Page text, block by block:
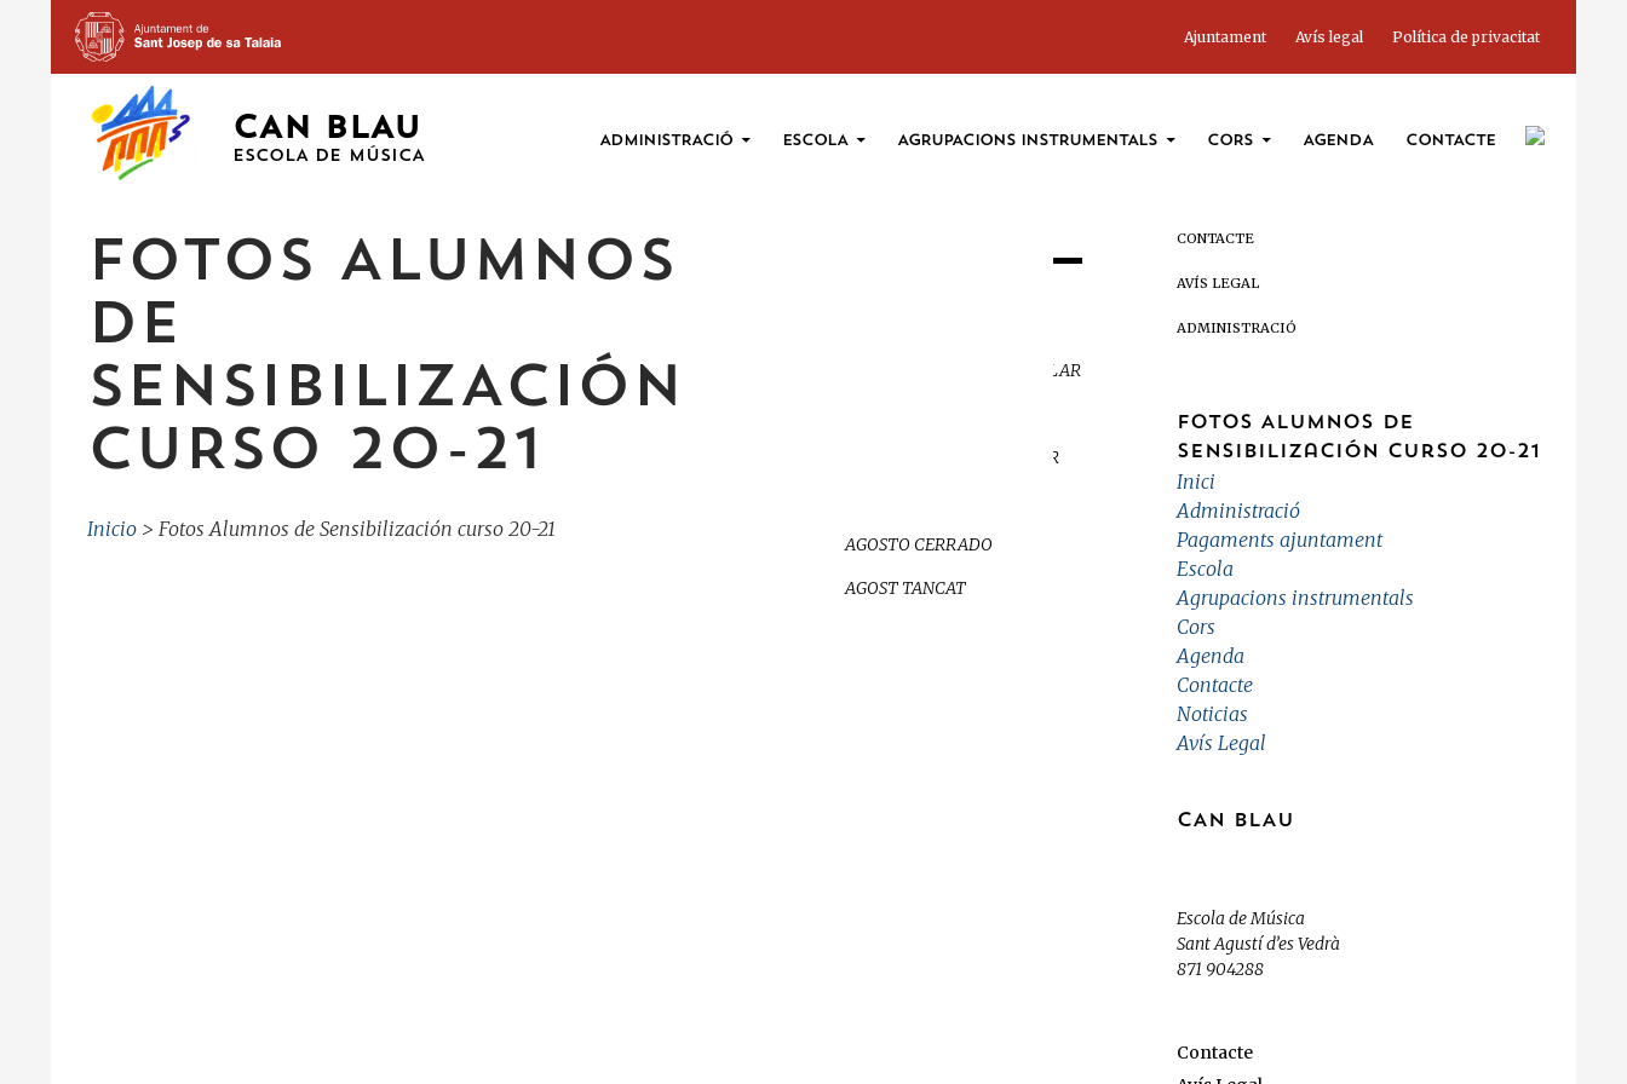
Ajuntament Avís legal Política de privacitat
CAN BLAU
ESCOLA DE MÚSICA
ADMINISTRACIÓ
ESCOLA AGRUPACIONS INSTRUMENTALS CORS AGENDA CONTACTE
FOTOS ALUMNOS
DE
SENSIBILIZACIÓN
CURSO 20-21
Inicio > Fotos Alumnos de Sensibilización curso 20-21
DURANTE EL CURSO ESCOLAR
DURANT EL CURS ESCOLAR
AGOSTO CERRADO
AGOST TANCAT
CONTACTE
AVÍS LEGAL
ADMINISTRACIÓ
Fotos Alumnos de
Sensibilización curso 20-21
Inici
Administració
Pagaments ajuntament
Escola
Agrupacions instrumentals
Cors
Agenda
Contacte
Noticias
Avís Legal
CAN BLAU
Escola de Música
Sant Agustí d’es Vedrà
871 904288
Contacte